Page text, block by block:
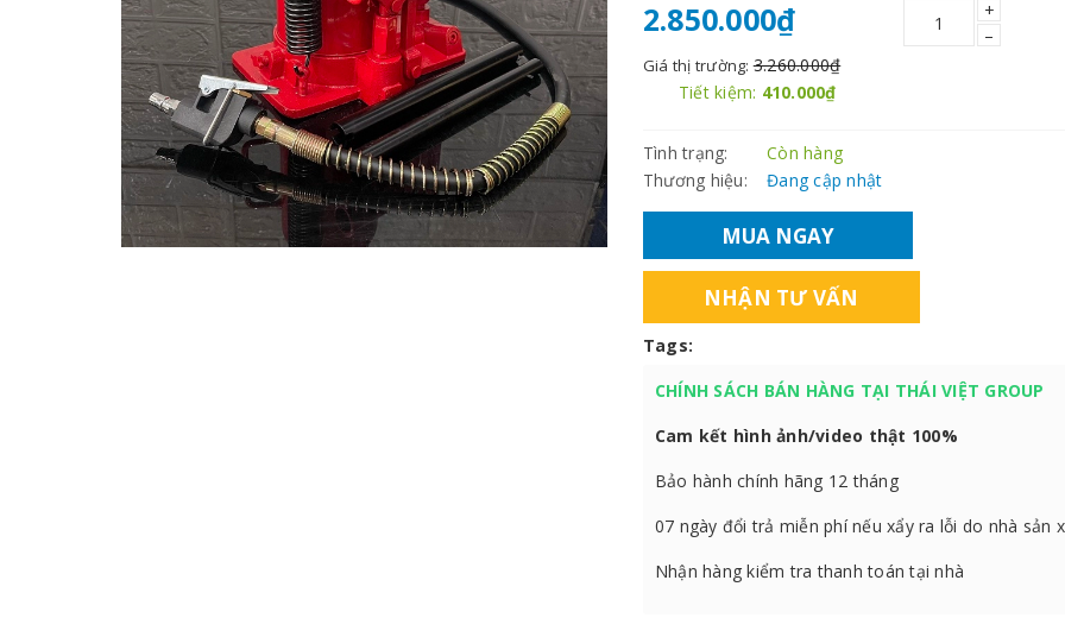
2.850.000₫
Giá thị trường:3.260.000₫
Tiết kiệm: 410.000₫
+
–
Tình trạng:
Còn hàng
Thương hiệu:
Đang cập nhật
MUA NGAY
NHẬN TƯ VẤN
Tags:
CHÍNH SÁCH BÁN HÀNG TẠI THÁI VIỆT GROUP
Cam kết hình ảnh/video thật 100%
Bảo hành chính hãng 12 tháng
07 ngày đổi trả miễn phí nếu xẩy ra lỗi do nhà sản
Nhận hàng kiểm tra thanh toán tại nhà